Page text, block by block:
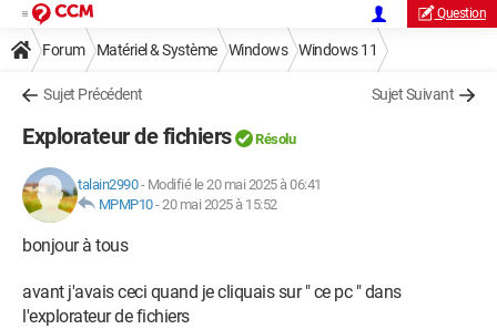
Question
Forum Matériel & Système Windows Windows 11
Sujet Précédent Sujet Suivant
Explorateur de fichiers Résolu
talain2990- Modifié le 20 mai 2025 à 06:41
MPMP10-20 mai 2025 à 15:52
bonjour à tous
avant j'avais ceci quand je cliquais sur " ce pc " dans
l'explorateur de fichiers